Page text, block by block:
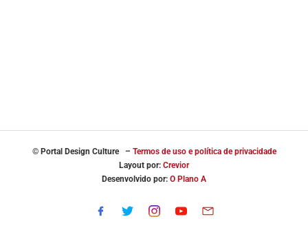
© Portal Design Culture – Termos de uso e política de privacidade
Layout por: Crevior
Desenvolvido por: O Plano A